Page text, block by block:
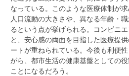
なっている。このような医療体制が
人口流動の大きさや、異なる年齢・
るという点が挙げられる。コンビニ
と、安心感の両面を目指した医療提
ートが重ねられている。今後も利便
がら、都市生活の健康基盤としての
ことになるだろう。